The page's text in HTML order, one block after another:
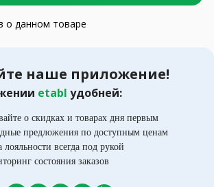
о данном товаре
наше приложение!
etabl удобней:
о скидках и товарах дня первым
предложения по доступным ценам
лояльности всегда под рукой
состояния заказов